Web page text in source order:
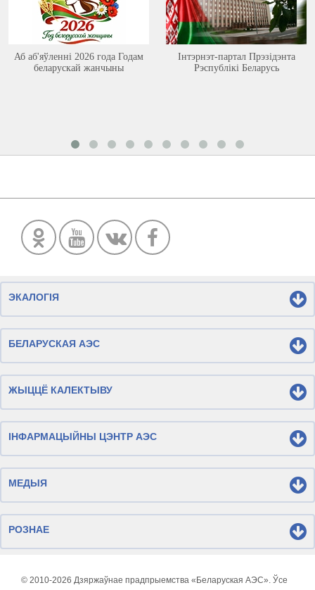
Аб аб'яўленні 2026 года Годам
беларускай жанчыны
Інтэрнэт-партал Прэзідэнта
Рэспублікі Беларусь
ЭКАЛОГІЯ
БЕЛАРУСКАЯ АЭС
ЖЫЦЦЁ КАЛЕКТЫВУ
ІНФАРМАЦЫЙНЫ ЦЭНТР АЭС
МЕДЫЯ
РОЗНАЕ
© 2010-2026 Дзяржаўнае прадпрыемства «Беларуская АЭС». Ўсе